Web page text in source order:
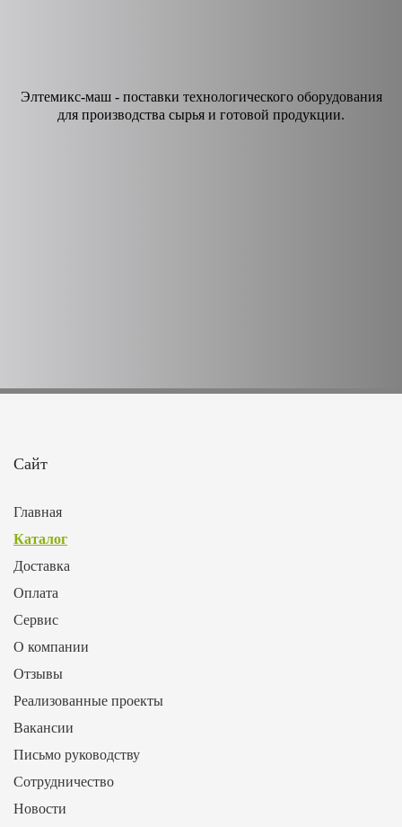
Элтемикс-маш - поставки технологического оборудования
для производства сырья и готовой продукции.
Сайт
Главная
Каталог
Доставка
Оплата
Сервис
О компании
Отзывы
Реализованные проекты
Вакансии
Письмо руководству
Сотрудничество
Новости